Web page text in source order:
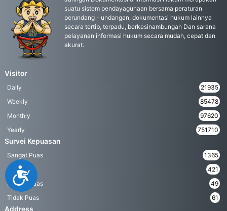
Accessibility
suatu sistem pendayagunaan bersama peraturan
perundang - undangan, dokumentasi hukum lainnya
secara tertib, terpadu, berkesinambungan Dan sarana
pelayanan informasi hukum secara mudah, cepat dan
akurat.
Visitor
Daily
21935
Weekly
85478
Monthly
97620
Yearly
751710
Survei Kepuasan
Sangat Puas
1365
Puas
421
Kurang Puas
49
Tidak Puas
61
Address